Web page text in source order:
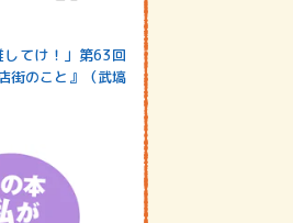
してけ！」第63回
街のこと』（武塙